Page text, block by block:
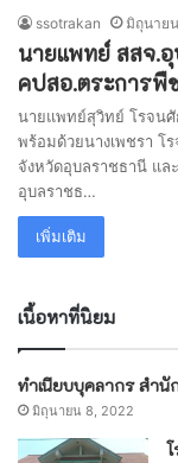
ssotrakan มิถุนาย
นายแพทย์ สสจ.
คปสอ.ตระการพื
นายแพทย์สุวิทย์ โรจน
พร้อมด้วยนางเพชรา โ
จังหวัดอุบลราชธานี แ
อุบลราชธ…
เพิ่มเติม
เนื้อหาที่นิยม
ทำเนียบบุคลากร สำ
มิถุนายน 8, 2022